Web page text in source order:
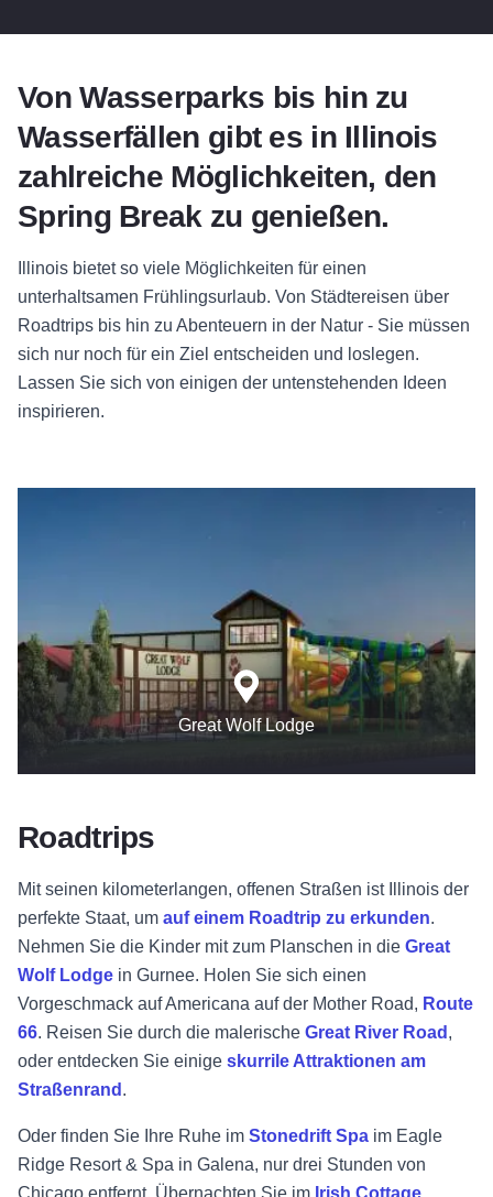
Von Wasserparks bis hin zu
Wasserfällen gibt es in Illinois
zahlreiche Möglichkeiten, den
Spring Break zu genießen.
Illinois bietet so viele Möglichkeiten für einen
unterhaltsamen Frühlingsurlaub. Von Städtereisen über
Roadtrips bis hin zu Abenteuern in der Natur - Sie müssen
sich nur noch für ein Ziel entscheiden und loslegen.
Lassen Sie sich von einigen der untenstehenden Ideen
inspirieren.
Great Wolf Lodge
Roadtrips
Mit seinen kilometerlangen, offenen Straßen ist Illinois der
perfekte Staat, um auf einem Roadtrip zu erkunden.
Nehmen Sie die Kinder mit zum Planschen in die Great
Wolf Lodge in Gurnee. Holen Sie sich einen
Vorgeschmack auf Americana auf der Mother Road, Route
66. Reisen Sie durch die malerische Great River Road ,
oder entdecken Sie einige skurrile Attraktionen am
Straßenrand .
Oder finden Sie Ihre Ruhe im Stonedrift Spa im Eagle
Ridge Resort & Spa in Galena, nur drei Stunden von